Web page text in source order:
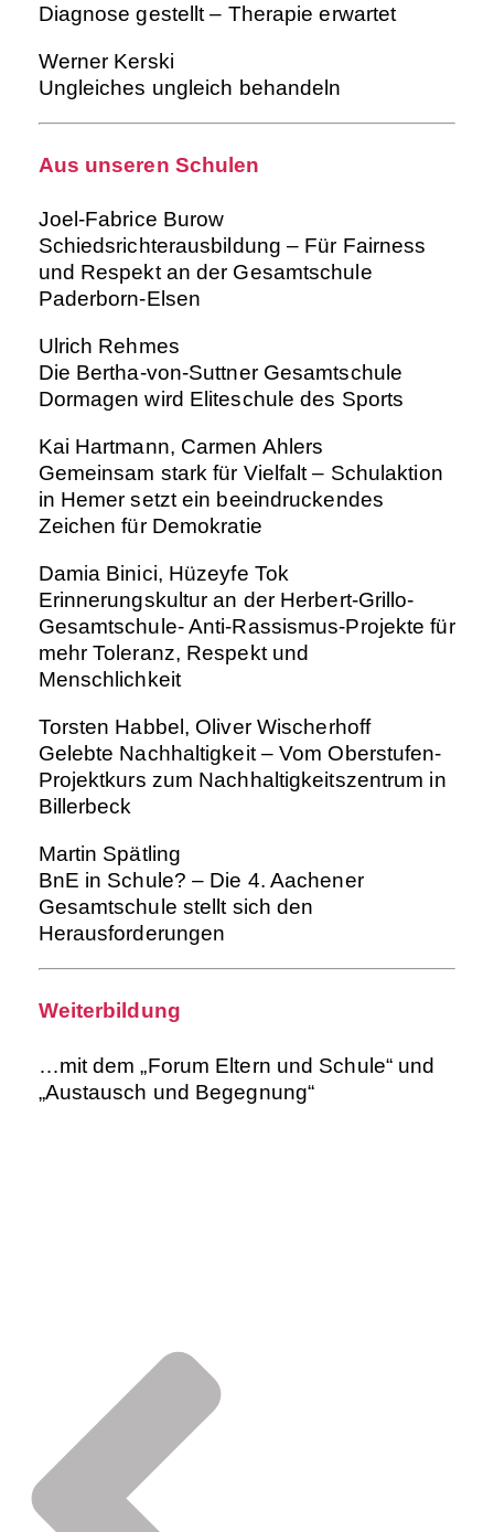
Diagnose gestellt – Therapie erwartet
Werner Kerski
Ungleiches ungleich behandeln
Aus unseren Schulen
Joel-Fabrice Burow
Schiedsrichterausbildung – Für Fairness
und Respekt an der Gesamtschule
Paderborn-Elsen
Ulrich Rehmes
Die Bertha-von-Suttner Gesamtschule
Dormagen wird Eliteschule des Sports
Kai Hartmann, Carmen Ahlers
Gemeinsam stark für Vielfalt – Schulaktion
in Hemer setzt ein beeindruckendes
Zeichen für Demokratie
Damia Binici, Hüzeyfe Tok
Erinnerungskultur an der Herbert-Grillo-
Gesamtschule- Anti-Rassismus-Projekte für
mehr Toleranz, Respekt und
Menschlichkeit
Torsten Habbel, Oliver Wischerhoff
Gelebte Nachhaltigkeit – Vom Oberstufen-
Projektkurs zum Nachhaltigkeitszentrum in
Billerbeck
Martin Spätling
BnE in Schule? – Die 4. Aachener
Gesamtschule stellt sich den
Herausforderungen
Weiterbildung
…mit dem „Forum Eltern und Schule“ und
„Austausch und Begegnung“